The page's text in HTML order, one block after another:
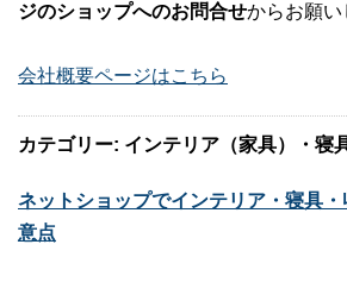
ジのショップへのお問合せからお願い
会社概要ページはこちら
カテゴリー: インテリア（家具）・寝
ネットショップでインテリア・寝具
意点